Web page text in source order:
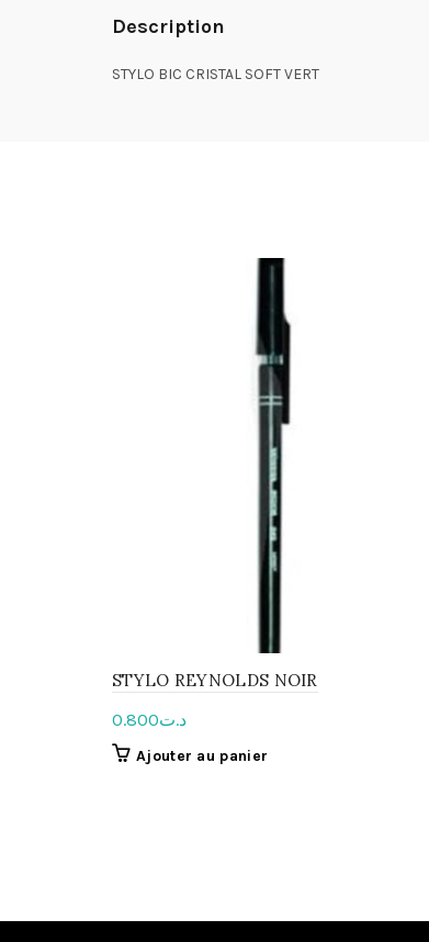
Description
STYLO BIC CRISTAL SOFT VERT
STYLO REYNOLDS NOIR
د.ت0.800
Ajouter au panier